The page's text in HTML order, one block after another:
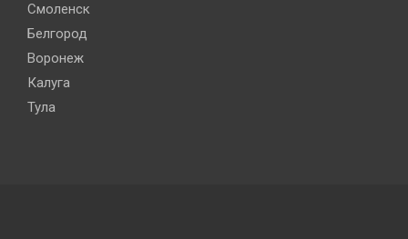
Смоленск
Белгород
Воронеж
Калуга
Тула